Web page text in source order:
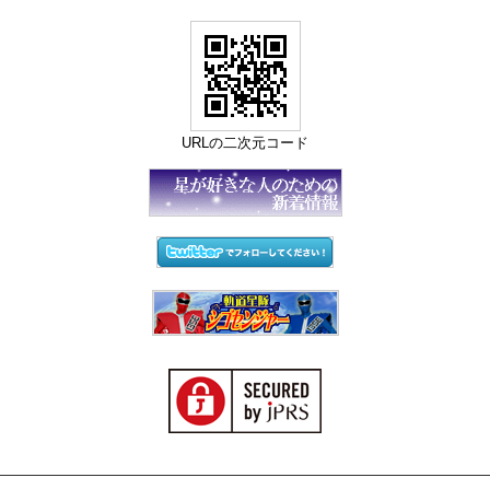
URLの二次元コード